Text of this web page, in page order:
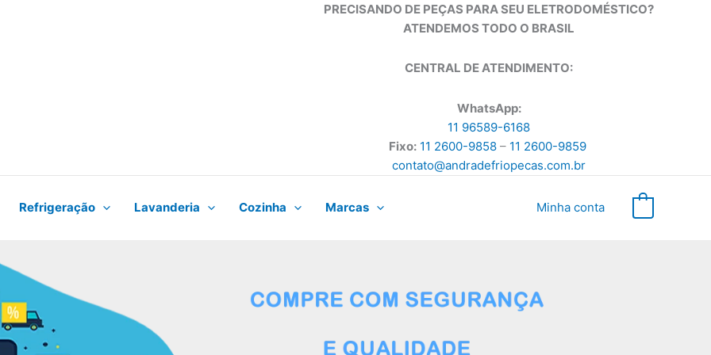
PRECISANDO DE PEÇAS PARA SEU ELETRODOMÉSTICO?
ATENDEMOS TODO O BRASIL
CENTRAL DE ATENDIMENTO:
WhatsApp:
11 96589-6168
Fixo: 11 2600-9858– 11 2600-9859
contato@andradefriopecas.com.br
Refrigeração Lavanderia Cozinha Marcas Minha conta